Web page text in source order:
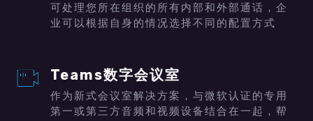
可处理您所在组织的所有内部和外部通话，企
业可以根据自身的情况选择不同的配置方式
Teams数字会议室
作为新式会议室解决方案，与微软认证的专用
第一或第三方音频和视频设备结合在一起，帮